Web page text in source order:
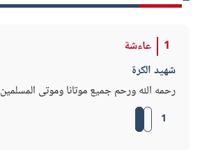
1
عاءشة
شهيد الكرة
رحمه الله ورحم جميع موتانا وموتى المسلمين
1